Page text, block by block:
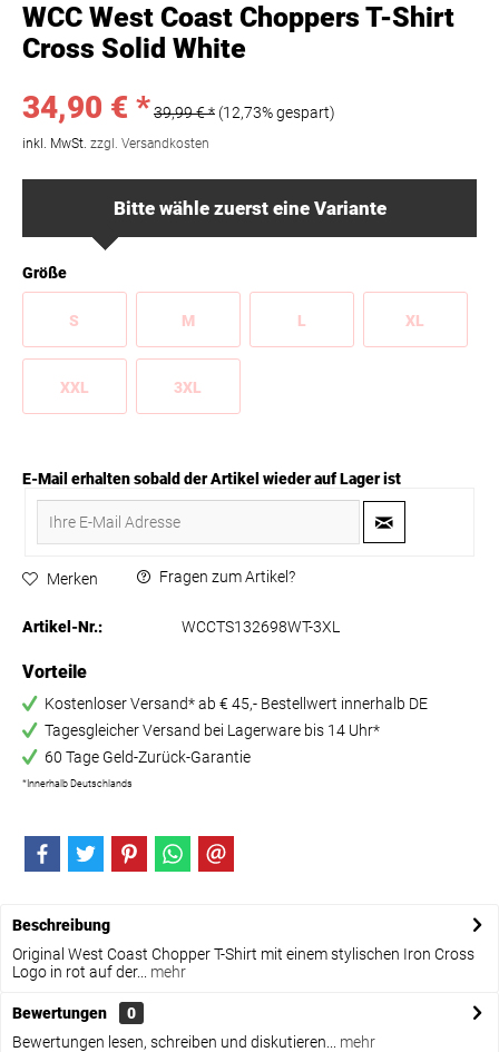
WCC West Coast Choppers T-Shirt
Cross Solid White
34,90 € *39,99 € * (12,73% gespart)
inkl. MwSt. zzgl. Versandkosten
Bitte wähle zuerst eine Variante
Größe
S M L XL
XXL 3XL
E-Mail erhalten sobald der Artikel wieder auf Lager ist
Merken Fragen zum Artikel?
Artikel-Nr.: WCCTS132698WT-3XL
Vorteile
Kostenloser Versand* ab € 45,- Bestellwert innerhalb DE
Tagesgleicher Versand bei Lagerware bis 14 Uhr*
60 Tage Geld-Zurück-Garantie
*Innerhalb Deutschlands
Beschreibung
Original West Coast Chopper T-Shirt mit einem stylischen Iron Cross
Logo in rot auf der...
mehr
Bewertungen
0
Bewertungen lesen, schreiben und diskutieren...
mehr